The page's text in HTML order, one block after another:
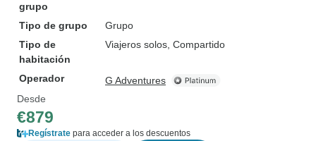
grupo
Tipo de grupo
Grupo
Tipo de
habitación
Viajeros solos, Compartido
Operador
G Adventures
Desde
€879
Regístrate para acceder a los descuentos